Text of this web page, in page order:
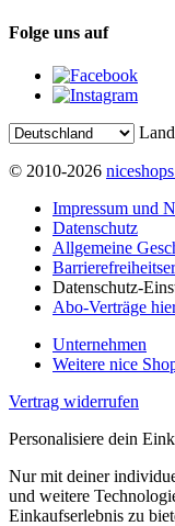
Folge uns auf
© 2010-2026
Impressum und
Datenschutz
Allgemeine
Datenschutz-
Abo-Verträge
Unternehmen
Weitere nice
Vertrag widerrufen
Personalisiere dein
Nur mit deiner
und weitere
Einkaufserlebnis zu